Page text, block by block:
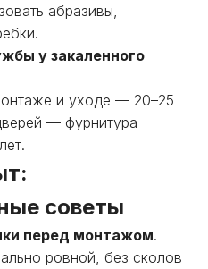
абразивы,
у закаленного
и уходе — 20–25
— фурнитура
советы
перед монтажом.
ровной, без сколов